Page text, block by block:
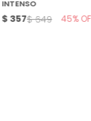
INTENSO
$ 357$ 649 45